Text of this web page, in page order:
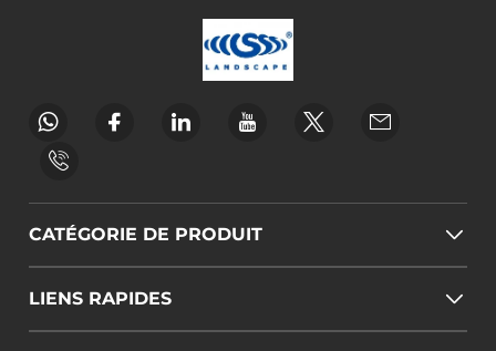
CATÉGORIE DE PRODUIT
LIENS RAPIDES